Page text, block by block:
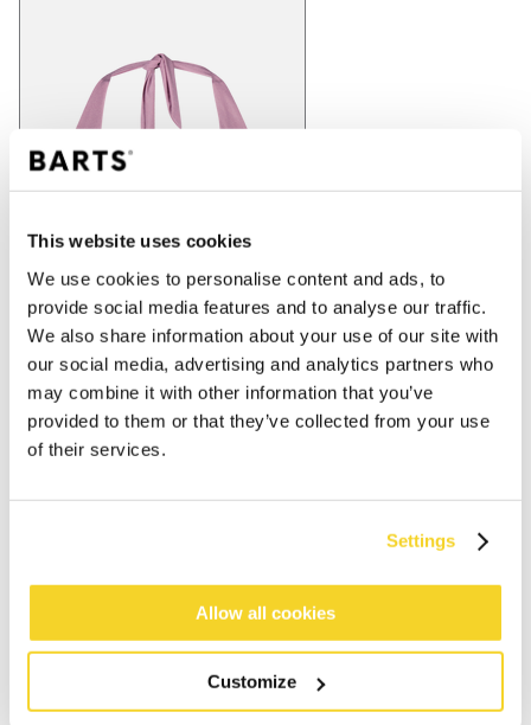
This website uses cookies
We use cookies to personalise content and ads, to
provide social media features and to analyse our traffic.
We also share information about your use of our site with
our social media, advertising and analytics partners who
may combine it with other information that you’ve
provided to them or that they’ve collected from your use
of their services.
Settings
Allow all cookies
Customize
Bestellingen die op werkdagen vóór 12:00 uur
worden geplaatst, worden dezelfde dag verzonden
Gratis verzending voor orders boven € 50,- binnen
NL